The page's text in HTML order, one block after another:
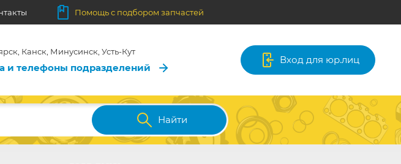
Помощь с подбором запчастей
Канск, Минусинск, Усть-Кут
и телефоны подразделений
Вход для юр.лиц
Найти